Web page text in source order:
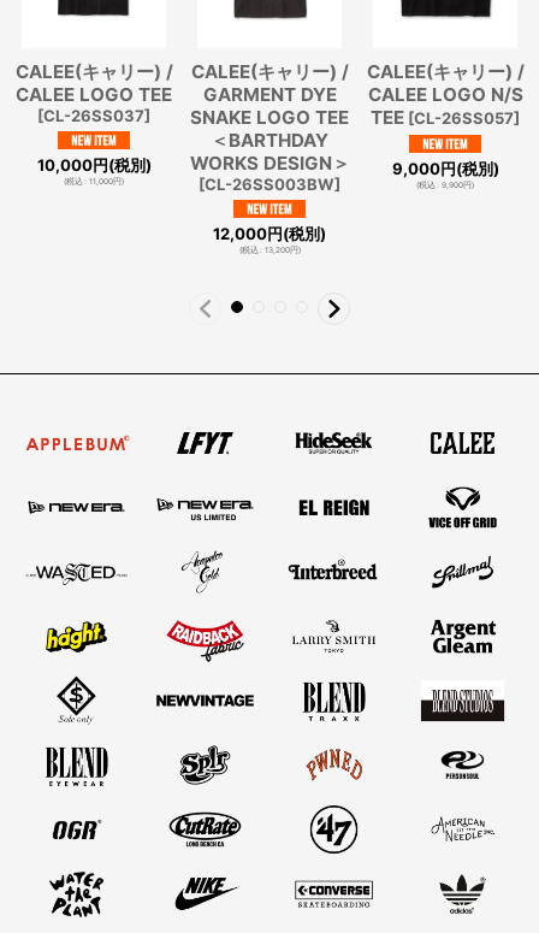
CALEE(キャリー) /
CALEE LOGO TEE
[CL-26SS037]
10,000円(税別)
(税込: 11,000円)
CALEE(キャリー) /
GARMENT DYE
SNAKE LOGO TEE
＜BARTHDAY
WORKS DESIGN＞
[CL-26SS003BW]
12,000円(税別)
(税込: 13,200円)
CALEE(キャリー) /
CALEE LOGO N/S
TEE [CL-26SS057]
9,000円(税別)
(税込: 9,900円)